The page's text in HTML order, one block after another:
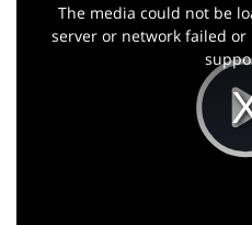
The media could not be
server or network failed